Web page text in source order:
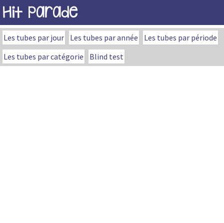
Hit Parade
Les tubes par jour Les tubes par année
Les tubes par période
Les tubes par catégorie
Blind test